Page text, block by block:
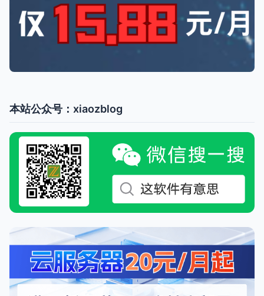
本站公众号：xiaozblog